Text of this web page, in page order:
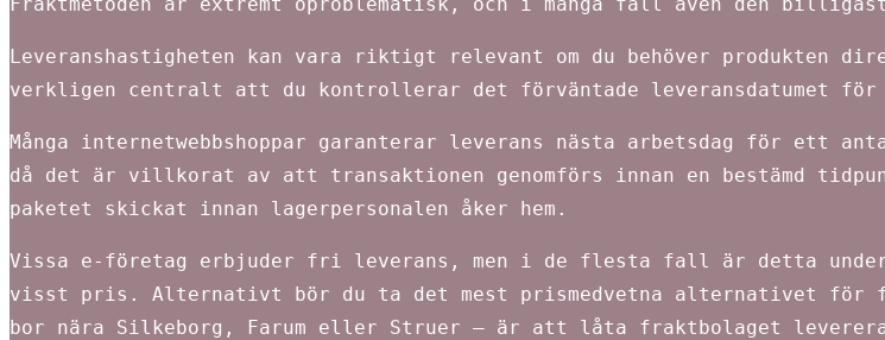
Leveranshastigheten kan vara riktigt relevant om du behöver
verkligen centralt att du kontrollerar det förväntade leveransdatumet för
Många internetwebbshoppar garanterar leverans nästa arbetsdag för ett
då det är villkorat av att transaktionen genomförs innan en bestämd
paketet skickat innan lagerpersonalen åker hem.
Vissa e-företag erbjuder fri leverans, men i de flesta fall är detta
visst pris. Alternativt bör du ta det mest prismedvetna alternativet för
bor nära Silkeborg, Farum eller Struer – är att låta fraktbolaget